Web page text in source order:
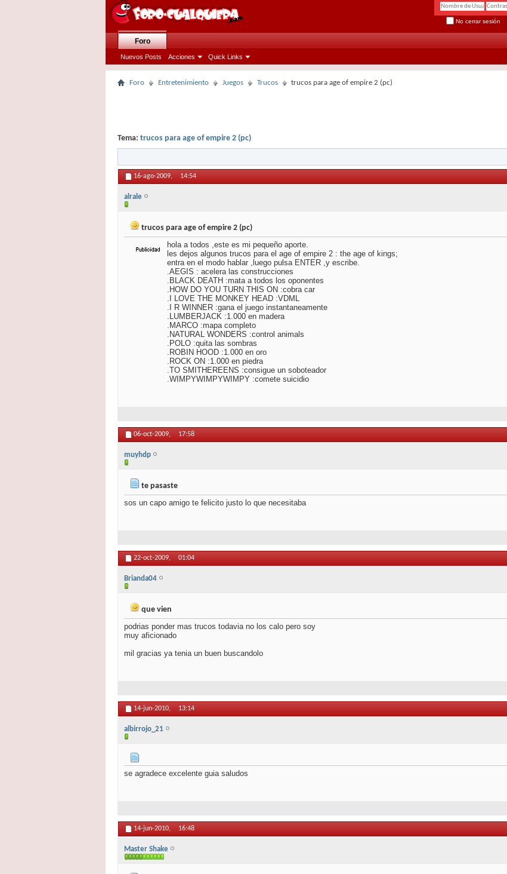
No cerrar sesión
Foro
Nuevos Posts Acciones Quick Links
Foro Entretenimiento Juegos Trucos trucos para age of empire 2 (pc)
Tema: trucos para age of empire 2 (pc)
16-ago-2009, 14:54
alrale
trucos para age of empire 2 (pc)
hola a todos ,este es mi pequeño aporte.
les dejos algunos trucos para el age of empire 2 : the age of kings;
entra en el modo hablar ,luego pulsa ENTER ,y escribe.
.AEGIS : acelera las construcciones
.BLACK DEATH :mata a todos los oponentes
.HOW DO YOU TURN THIS ON :cobra car
.I LOVE THE MONKEY HEAD :VDML
.I R WINNER :gana el juego instantaneamente
.LUMBERJACK :1.000 en madera
.MARCO :mapa completo
.NATURAL WONDERS :control animals
.POLO :quita las sombras
.ROBIN HOOD :1.000 en oro
.ROCK ON :1.000 en piedra
.TO SMITHEREENS :consigue un soboteador
.WIMPYWIMPYWIMPY :comete suicidio
06-oct-2009, 17:58
muyhdp
te pasaste
sos un capo amigo te felicito justo lo que necesitaba
22-oct-2009, 01:04
Brianda04
que vien
podrias ponder mas trucos todavia no los calo pero soy
muy aficionado
mil gracias ya tenia un buen buscandolo
14-jun-2010, 13:14
albirrojo_21
se agradece excelente guia saludos
14-jun-2010, 16:48
Master Shake